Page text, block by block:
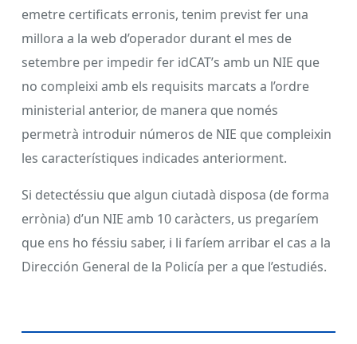
emetre certificats erronis, tenim previst fer una
millora a la web d’operador durant el mes de
setembre per impedir fer idCAT’s amb un NIE que
no compleixi amb els requisits marcats a l’ordre
ministerial anterior, de manera que només
permetrà introduir números de NIE que compleixin
les característiques indicades anteriorment.
Si detectéssiu que algun ciutadà disposa (de forma
errònia) d’un NIE amb 10 caràcters, us pregaríem
que ens ho féssiu saber, i li faríem arribar el cas a la
Dirección General de la Policía per a que l’estudiés.